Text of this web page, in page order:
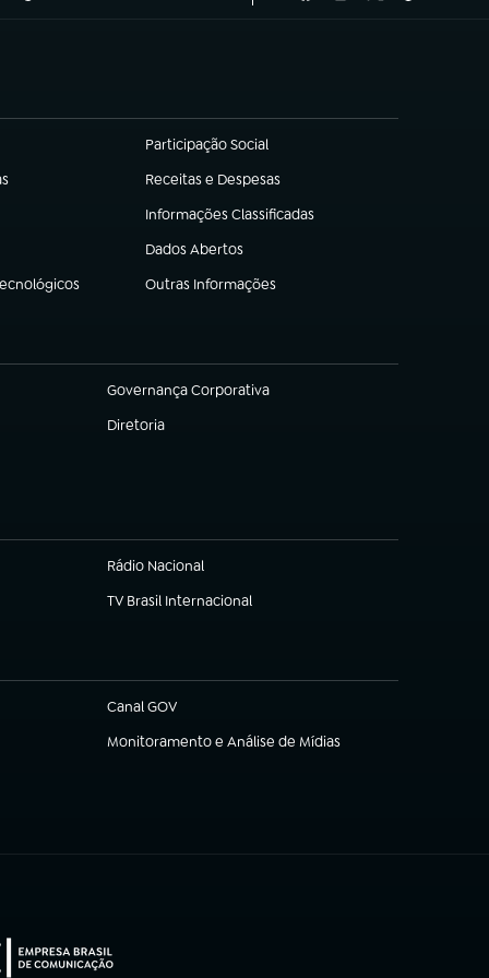
Participação Social
(abre em nova aba)
Receitas e Despesas
(abre em nova aba)
Informações Classificadas
(abre em nova aba)
Dados Abertos
(abre em nova aba)
Outras Informações
(abre em nova aba)
Governança Corporativa
(abre em nova aba)
Diretoria
(abre em nova aba)
Rádio Nacional
TV Brasil Internacional
(abre em nova aba)
Canal GOV
(abre em nova aba)
Monitoramento e Análise de Mídias
(abre em nova aba)